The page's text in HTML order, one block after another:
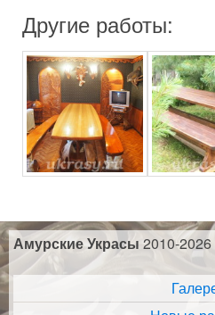
Другие работы:
Амурские Украсы 2010-2026